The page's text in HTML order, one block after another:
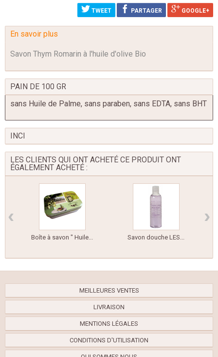
TWEET PARTAGER GOOGLE+
En savoir plus
Savon Thym Romarin à l'huile d'olive Bio
PAIN DE 100 GR
sans Huile de Palme, sans paraben, sans EDTA, sans BHT
INCI
LES CLIENTS QUI ONT ACHETÉ CE PRODUIT ONT
ÉGALEMENT ACHETÉ :
Boîte à savon " Huile... Savon douche LES...
‹ ›
MEILLEURES VENTES
LIVRAISON
MENTIONS LÉGALES
CONDITIONS D'UTILISATION